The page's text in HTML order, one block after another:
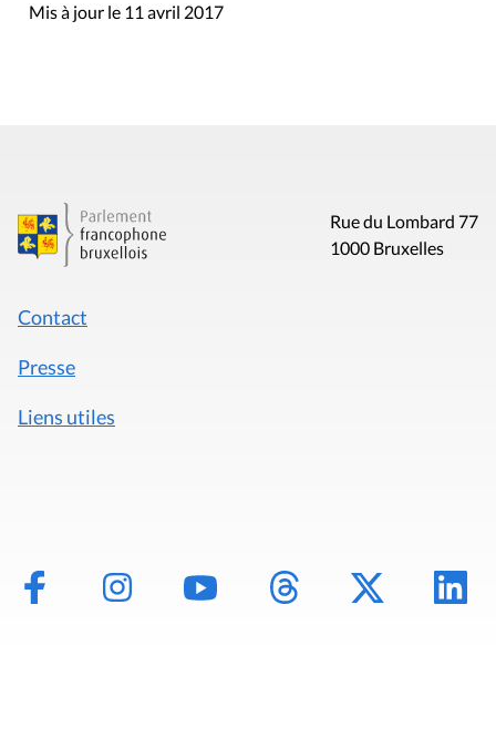
Mis à jour le 11 avril 2017
Rue du Lombard 77
1000 Bruxelles
Contact
Presse
Liens utiles